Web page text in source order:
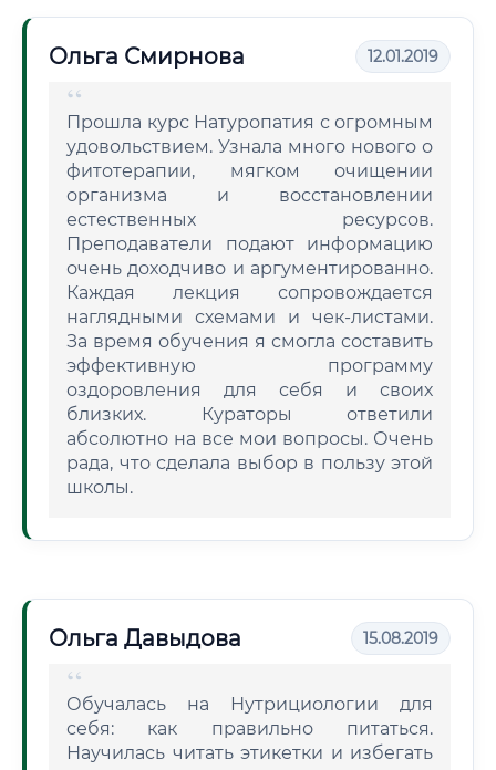
Ольга Смирнова 12.01.2019
Прошла курс Натуропатия с огромным
удовольствием. Узнала много нового о
фитотерапии, мягком очищении
организма и восстановлении
естественных ресурсов.
Преподаватели подают информацию
очень доходчиво и аргументированно.
Каждая лекция сопровождается
наглядными схемами и чек-листами.
За время обучения я смогла составить
эффективную программу
оздоровления для себя и своих
близких. Кураторы ответили
абсолютно на все мои вопросы. Очень
рада, что сделала выбор в пользу этой
школы.
Ольга Давыдова 15.08.2019
Обучалась на Нутрициологии для
себя: как правильно питаться.
Научилась читать этикетки и избегать